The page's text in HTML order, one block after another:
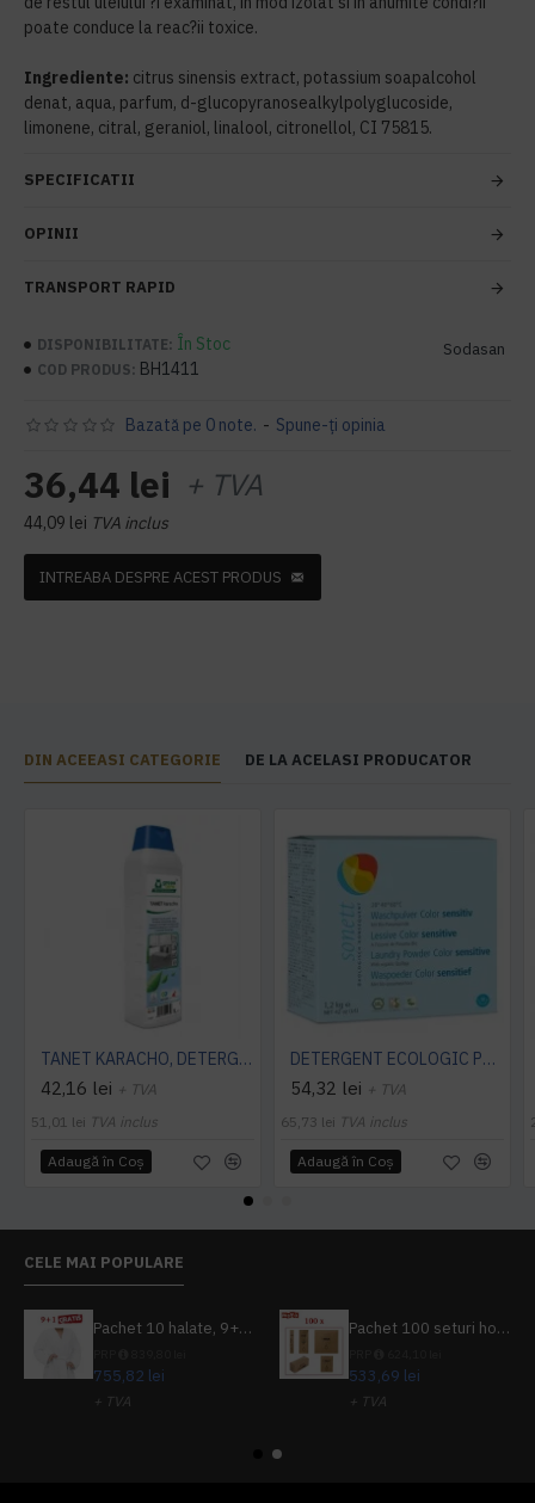
poate conduce la reac?ii toxice.
Ingrediente: citrus sinensis extract, potassium soapalcohol
denat, aqua, parfum, d-glucopyranosealkylpolyglucoside,
limonene, citral, geraniol, linalool, citronellol, CI 75815.
SPECIFICATII
OPINII
TRANSPORT RAPID
DISPONIBILITATE: În Stoc
COD PRODUS: BH1411
Sodasan
Bazată pe 0 note. - Spune-ţi opinia
36,44 lei + TVA
44,09 lei TVA inclus
INTREABA DESPRE ACEST PRODUS
DIN ACEEASI CATEGORIE DE LA ACELASI PRODUCATOR
TANET KARACHO, DETERGENT ENZIMATIC PENTRU COVOARE, 1 L
42,16 lei + TVA
51,01 lei TVA inclus
Adaugă în Coş
DETERGENT ECOLOGIC PRAF PT. RUFE NEUTRU 1.2KG Sonett
54,32 lei + TVA
65,73 lei TVA inclus
Adaugă în Coş
CELE MAI POPULARE
Pachet 10 halate, 9+1 gratuit
755,82 lei
+ TVA
Pachet 100 seturi hoteliere, set dentar, set barbierit, casca de dus, pila unghii, set cusut
533,69 lei
+ TVA